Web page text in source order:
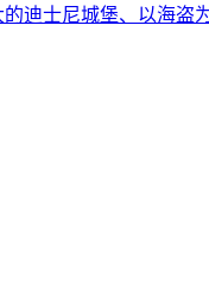
迪士尼城堡、以海盗